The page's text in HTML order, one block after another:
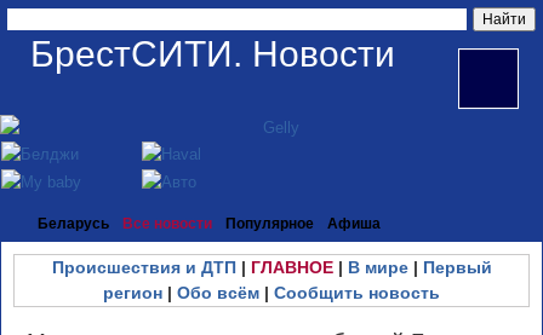
БрестСИТИ. Новости
Беларусь Все новости Популярное Афиша
Происшествия и ДТП| ГЛАВНОЕ| В мире| Первый
регион | Обо всём | Сообщить новость